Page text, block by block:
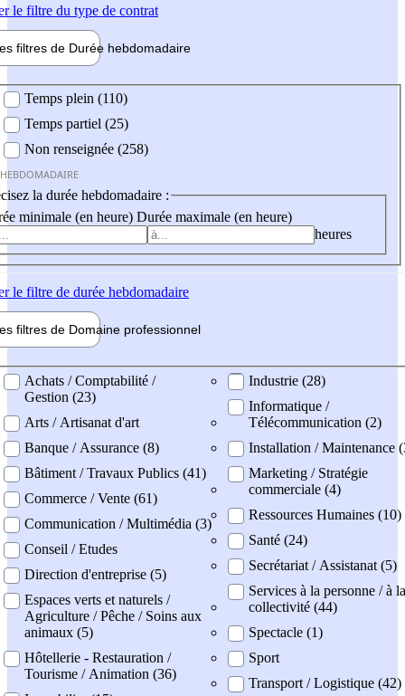
le filtre du type de contrat
filtres de Durée hebdomadaire
Temps plein (110)
Temps partiel (25)
Non renseignée (258)
la durée hebdomadaire :
minimale (en heure) Durée maximale (en heure)
heures
le filtre de durée hebdomadaire
filtres de Domaine professionnel
professionel
Achats / Comptabilité /
Gestion (23)
Arts / Artisanat d'art
Banque / Assurance (8)
Bâtiment / Travaux Publics (41)
Commerce / Vente (61)
Communication / Multimédia (3)
Conseil / Etudes
Direction d'entreprise (5)
Espaces verts et naturels /
Agriculture / Pêche / Soins aux
animaux (5)
Hôtellerie - Restauration /
Tourisme / Animation (36)
Industrie (28)
Informatique /
Télécommunication (2)
Installation / Maintenance
Marketing / Stratégie
commerciale (4)
Ressources Humaines (10)
Santé (24)
Secrétariat / Assistanat (5)
Services à la personne / à la
collectivité (44)
Spectacle (1)
Sport
Transport / Logistique (42)